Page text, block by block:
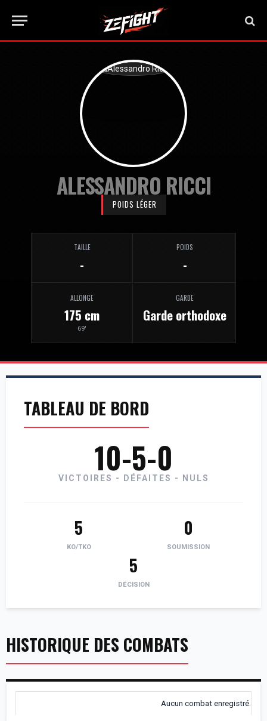
ALESSANDRO RICCI
POIDS LÉGER
TAILLE
-
POIDS
-
ALLONGE
175 cm
69'
GARDE
Garde orthodoxe
TABLEAU DE BORD
10-5-0
VICTOIRES - DÉFAITES - NULS
5
KO/TKO
0
SOUMISSION
5
DÉCISION
HISTORIQUE DES COMBATS
Aucun combat enregistré.